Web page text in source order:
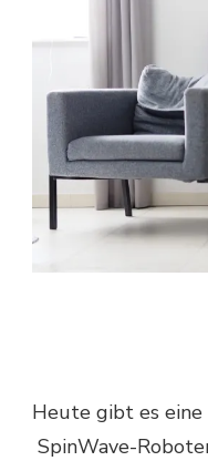
Heute gibt es
SpinWave-